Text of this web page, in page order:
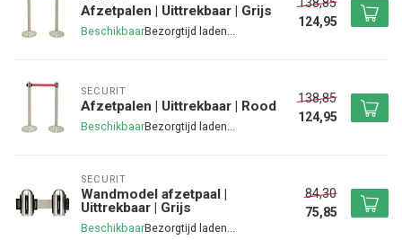
Afzetpalen | Uittrekbaar | Grijs
Beschikbaar
124,95
SECURIT
Afzetpalen | Uittrekbaar | Rood
Beschikbaar
138,85
124,95
SECURIT
Wandmodel afzetpaal |
Uittrekbaar | Grijs
Beschikbaar
84,30
75,85